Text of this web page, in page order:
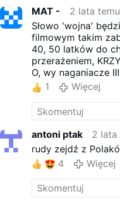
MAT -
2 lata temu
Słowo 'wojna'
filmowym takim
40, 50 latków do
przerażeniem,
O, wy naganiacze
cmentarza chowani!
1 Więcej
antoni ptak
2 lata
rudy zejdź z
4
Więcej